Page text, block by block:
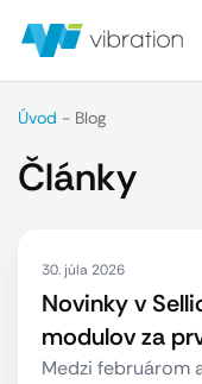
Úvod - Blog
Články
30. júla 2026
Novinky v
modulov za
Medzi februárom